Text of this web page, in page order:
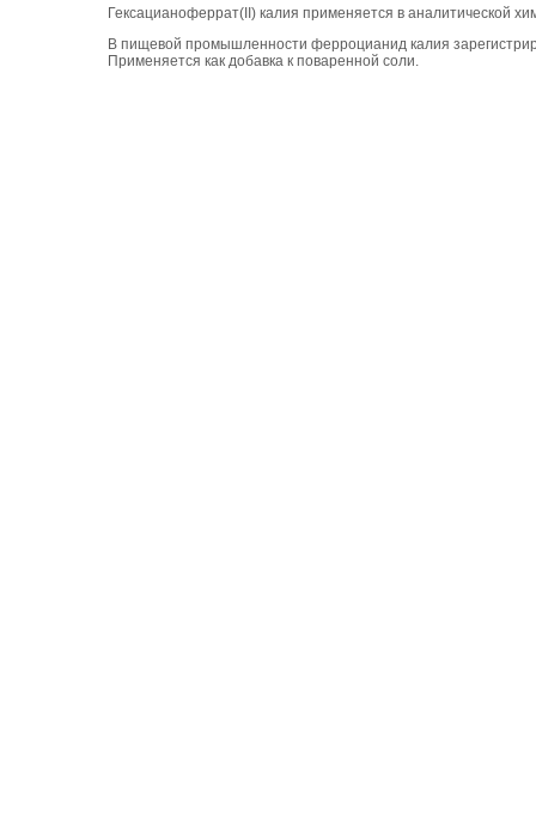
Гексацианоферрат(II) калия применяется в аналитической
В пищевой промышленности ферроцианид калия
Применяется как добавка к поваренной соли.